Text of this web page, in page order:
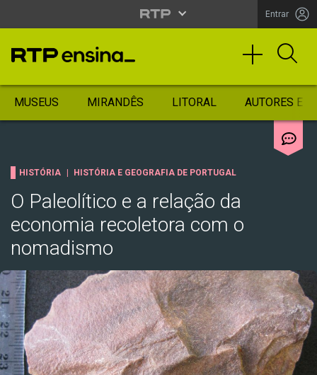
Entrar
MUSEUS MIRANDÊS LITORAL AUTORES
HISTÓRIA HISTÓRIA E GEOGRAFIA DE PORTUGAL
O Paleolítico e a relação da
economia recoletora com o
nomadismo